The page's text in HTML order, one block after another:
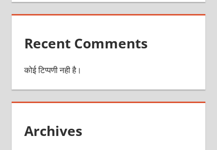
Recent Comments
कोई टिप्पणी नही है।
Archives